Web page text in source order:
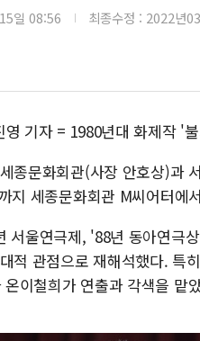
일 08:56 최종수정 : 2022년
기자 = 1980년대 화제작 '
종문화회관(사장 안호상)과
지 세종문화회관 M씨어터에
서울연극제, '88년 동아연극
적 관점으로 재해석했다. 특
이철희가 연출과 각색을 맡